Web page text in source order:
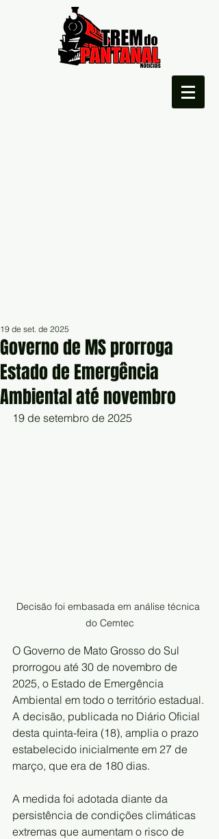
Governo de MS prorroga
Estado de Emergência
Ambiental até novembro
19 de set. de 2025
19 de setembro de 2025
Decisão foi embasada em análise técnica
do Cemtec
O Governo de Mato Grosso do Sul
prorrogou até 30 de novembro de
2025, o Estado de Emergência
Ambiental em todo o território estadual.
A decisão, publicada no Diário Oficial
desta quinta-feira (18), amplia o prazo
estabelecido inicialmente em 27 de
março, que era de 180 dias.
A medida foi adotada diante da
persistência de condições climáticas
extremas que aumentam o risco de